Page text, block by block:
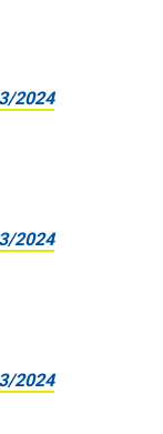
2024
2024
2024